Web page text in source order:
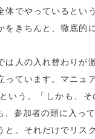
体でやっているとい
をきちんと、徹底的
人の入れ替わりが
っています。マニュ
いう。「しかも、
参加者の頭に入っ
、それだけでリス